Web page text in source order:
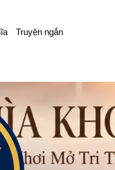
Truyện ngắn